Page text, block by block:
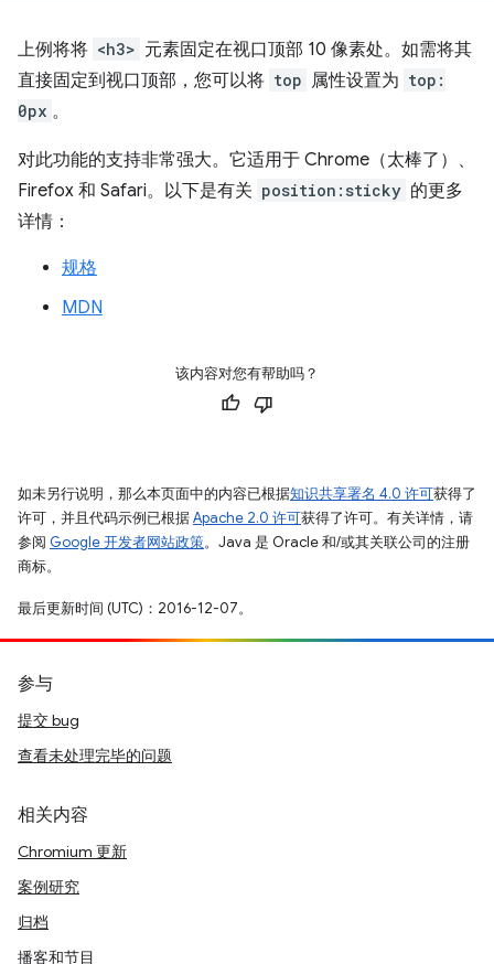
上例将将 <h3> 元素固定在视口顶部 10 像素处。如需将其
直接固定到视口顶部，您可以将 top 属性设置为 top:
0px 。
对此功能的支持非常强大。它适用于 Chrome（太棒了）、
Firefox 和 Safari。以下是有关 position:sticky 的更多
详情：
规格
MDN
该内容对您有帮助吗？
如未另行说明，那么本页面中的内容已根据知识共享署名 4.0 许可获得了
许可，并且代码示例已根据Apache 2.0 许可获得了许可。有关详情，请
参阅 Google 开发者网站政策。Java 是 Oracle 和/或其关联公司的注册
商标。
最后更新时间 (UTC)：2016-12-07。
参与
提交 bug
查看未处理完毕的问题
相关内容
Chromium 更新
案例研究
归档
播客和节目